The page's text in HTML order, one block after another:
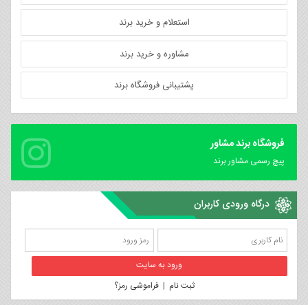
استعلام و خرید برند
مشاوره و خرید برند
پشتیبانی فروشگاه برند
فروشگاه برند مشاور
پیچ رسمی مشاور برند
درگاه ورودی کاربران
ثبت نام |فراموشی رمز؟